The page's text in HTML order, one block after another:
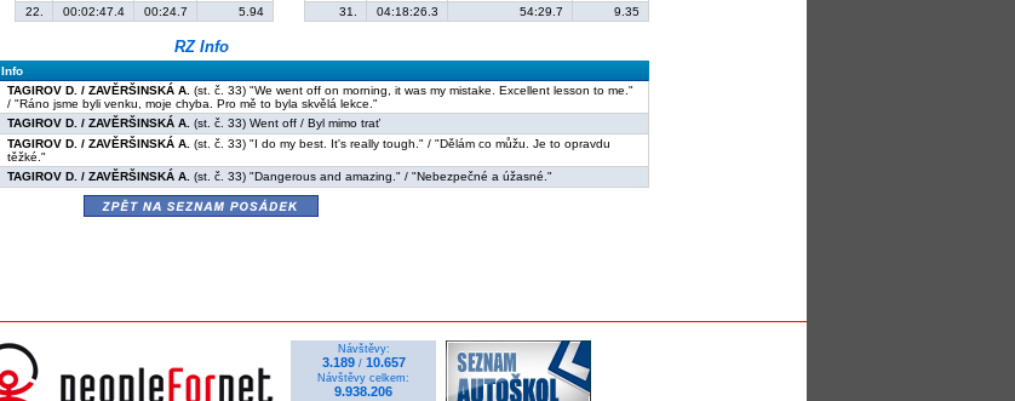
22. 00:02:47.4 00:24.7 5.94 31. 04:18:26.3 54:29.7 9.35
RZ Info
Info
TAGIROV D. / ZAVĚRŠINSKÁ A. (st. č. 33) "We went off on morning, it was my mistake. Excellent lesson to me."
/ "Ráno jsme byli venku, moje chyba. Pro mě to byla skvělá lekce."
TAGIROV D. / ZAVĚRŠINSKÁ A. (st. č. 33) Went off / Byl mimo trať
TAGIROV D. / ZAVĚRŠINSKÁ A. (st. č. 33) "I do my best. It's really tough." / "Dělám co můžu. Je to opravdu
těžké."
TAGIROV D. / ZAVĚRŠINSKÁ A. (st. č. 33) "Dangerous and amazing." / "Nebezpečné a úžasné."
zpět na seznam posádek
Návštěvy:
3.189/ 10.657
Návštěvy celkem:
9.938.206